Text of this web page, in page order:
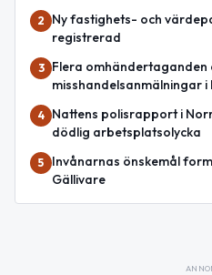
2
Ny fastighets- och
registrerad
3
Flera omhändertaganden
misshandelsanmälningar
4
Nattens polisrapport i
dödlig arbetsplatsolycka
5
Invånarnas önskemål
Gällivare